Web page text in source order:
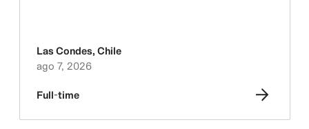
Las Condes, Chile
ago 7, 2026
Full-time